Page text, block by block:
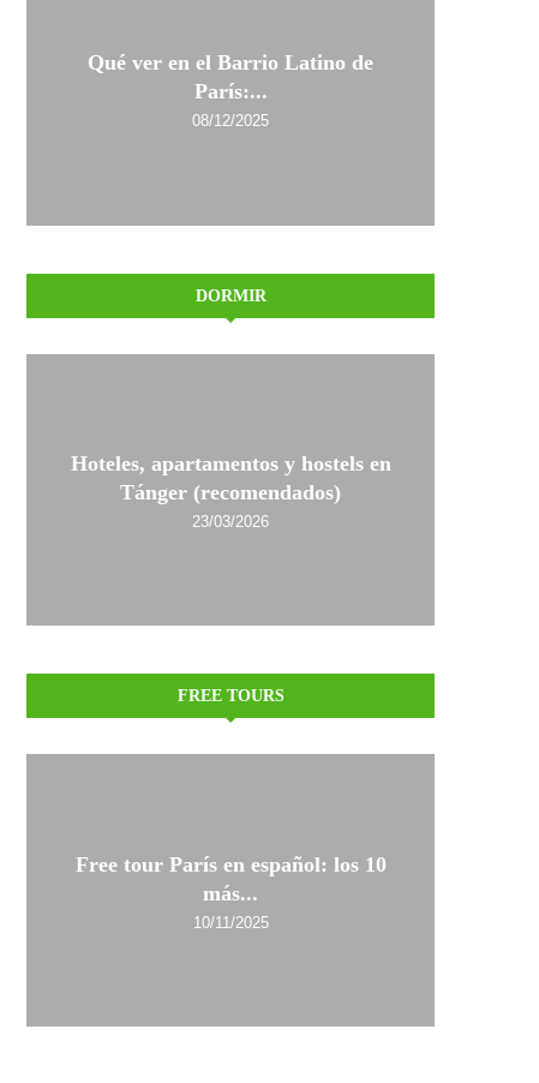
Qué ver en el Barrio Latino de
París:...
08/12/2025
DORMIR
Hoteles, apartamentos y hostels en
Tánger (recomendados)
23/03/2026
FREE TOURS
Free tour París en español: los 10
más...
10/11/2025